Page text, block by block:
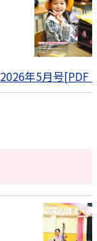
2026年5月号[PDF